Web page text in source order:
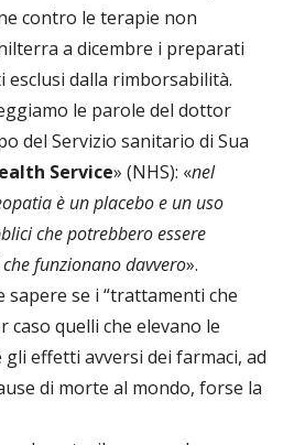
contro le terapie non
a dicembre i preparati
dalla rimborsabilità.
le parole del dottor
del Servizio sanitario di Sua
Service» (NHS): «nel
è un placebo e un uso
che potrebbero essere
funzionano davvero».
se i “trattamenti che
caso quelli che elevano le
effetti avversi dei farmaci, ad
di morte al mondo, forse la